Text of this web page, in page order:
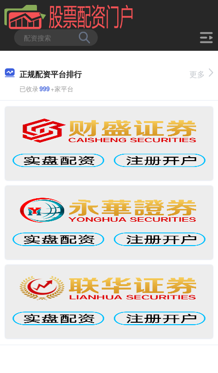
正规配资平台排行
已收录999+家平台
更多